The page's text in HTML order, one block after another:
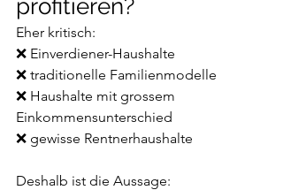
profitieren?
Eher kritisch:
❌ Einverdiener-Haushalte
❌ traditionelle Familienmodelle
❌ Haushalte mit grossem
Einkommensunterschied
❌ gewisse Rentnerhaushalte
Deshalb ist die Aussage: